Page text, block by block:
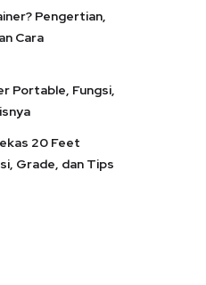
Pengertian,
Cara
Portable, Fungsi,
20 Feet
Grade, dan Tips